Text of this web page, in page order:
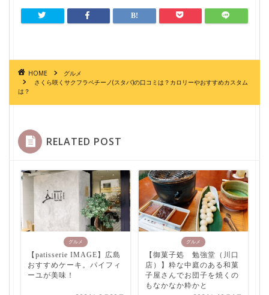
HOME
グルメ
さくら咲くサクフラペチーノ(スタバ)の口コミは？カロリーやおすすめカスタム
は？
RELATED POST
グルメ
【patisserie IMAGE】広島
おすすめケーキ。パイフィ
ーユが美味！
グルメ
【御菓子処 勉強堂（川口
店）】粋な中庭のある和菓
子屋さんでお団子を焼くの
もなかなか粋かと